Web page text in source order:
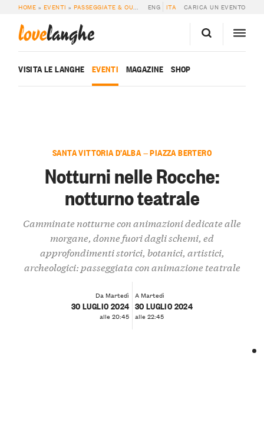
HOME » EVENTI »PASSEGGIATE & OUTDOOR » NOTTURNI NELLE ROCCHE:
ENG ITA CARICA UN EVENTO
lovelanghe
VISITA LE LANGHE EVENTI MAGAZINE SHOP
SANTA VITTORIA D’ALBA — PIAZZA BERTERO
Notturni nelle Rocche:
notturno teatrale
Camminate notturne con animazioni dedicate alle
morgane, donne fuori dagli schemi, ed
approfondimenti storici, botanici, artistici,
archeologici: passeggiata con animazione teatrale
Da Martedì
30 LUGLIO 2024
alle 20:45
A Martedì
30 LUGLIO 2024
alle 22:45